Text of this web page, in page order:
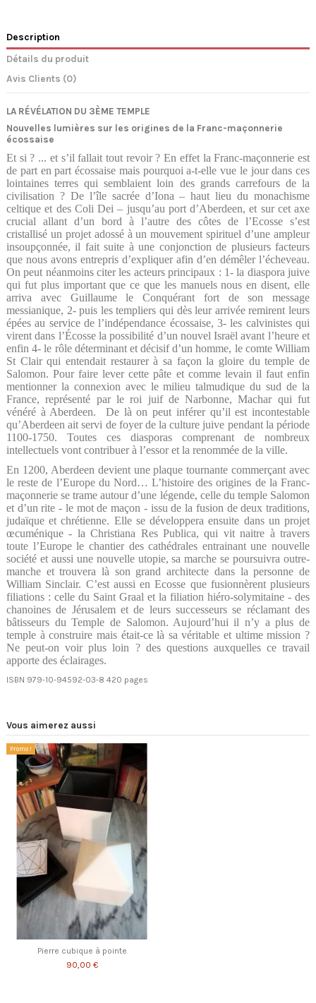
Description
Détails du produit
Avis Clients (0)
LA RÉVÉLATION DU 3ÈME TEMPLE
Nouvelles lumières sur les origines de la Franc-maçonnerie
écossaise
Et si ? ... et s’il fallait tout revoir ? En effet la Franc-maçonnerie est
de part en part écossaise mais pourquoi a-t-elle vue le jour dans ces
lointaines terres qui semblaient loin des grands carrefours de la
civilisation ? De l’île sacrée d’Iona – haut lieu du monachisme
celtique et des Coli Dei – jusqu’au port d’Aberdeen, et sur cet axe
crucial allant d’un bord à l’autre des côtes de l’Ecosse s’est
cristallisé un projet adossé à un mouvement spirituel d’une ampleur
insoupçonnée, il fait suite à une conjonction de plusieurs facteurs
que nous avons entrepris d’expliquer afin d’en démêler l’écheveau.
On peut néanmoins citer les acteurs principaux : 1- la diaspora juive
qui fut plus important que ce que les manuels nous en disent, elle
arriva avec Guillaume le Conquérant fort de son message
messianique, 2- puis les templiers qui dès leur arrivée remirent leurs
épées au service de l’indépendance écossaise, 3- les calvinistes qui
virent dans l’Écosse la possibilité d’un nouvel Israël avant l’heure et
enfin 4- le rôle déterminant et décisif d’un homme, le comte William
St Clair qui entendait restaurer à sa façon la gloire du temple de
Salomon. Pour faire lever cette pâte et comme levain il faut enfin
mentionner la connexion avec le milieu talmudique du sud de la
France, représenté par le roi juif de Narbonne, Machar qui fut
vénéré à Aberdeen.
De là on peut inférer qu’il est incontestable
qu’Aberdeen ait servi de foyer de la culture juive pendant la période
1100-1750. Toutes ces diasporas comprenant de nombreux
intellectuels vont contribuer à l’essor et la renommée de la ville.
En 1200, Aberdeen devient une plaque tournante commerçant avec
le reste de l’Europe du Nord… L’histoire des origines de la Franc-
maçonnerie se trame autour d’une légende, celle du temple Salomon
et d’un rite - le mot de maçon - issu de la fusion de deux traditions,
judaïque et chrétienne. Elle se développera ensuite dans un projet
œcuménique - la Christiana Res Publica, qui vit naitre à travers
toute l’Europe le chantier des cathédrales entrainant une nouvelle
société et aussi une nouvelle utopie, sa marche se poursuivra outre-
manche et trouvera là son grand architecte dans la personne de
William Sinclair. C’est aussi en Ecosse que fusionnèrent plusieurs
filiations : celle du Saint Graal et la filiation hiéro-solymitaine - des
chanoines de Jérusalem et de leurs successeurs se réclamant des
bâtisseurs du Temple de Salomon. Aujourd’hui il n’y a plus de
temple à construire mais était-ce là sa véritable et ultime mission ?
Ne peut-on voir plus loin ? des questions auxquelles ce travail
apporte des éclairages.
ISBN 979-10-94592-03-8 420 pages
Vous aimerez aussi
Promo !
Pierre cubique à pointe
90,00 €